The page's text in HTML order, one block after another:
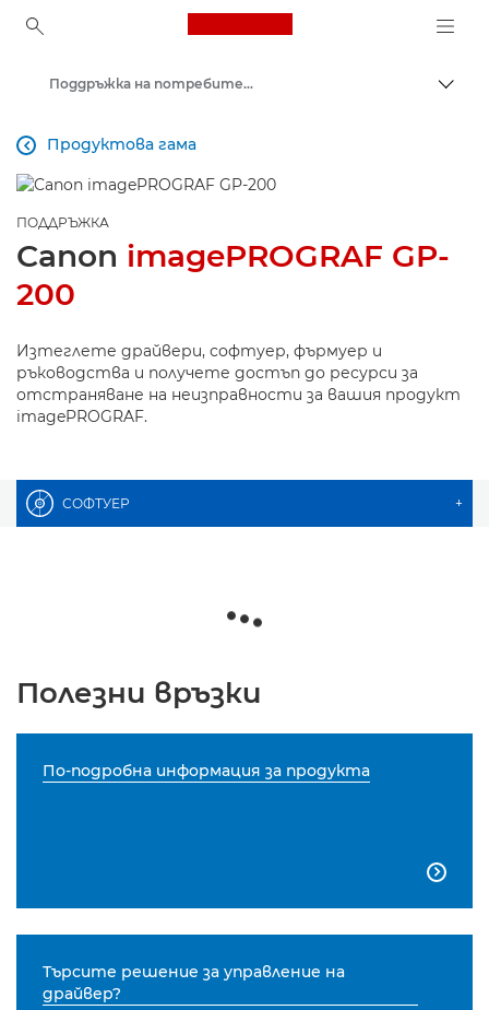
Canon Logo, back to
Поддръжка на потребителски продукти
Продуктова гама

ПОДДРЪЖКА
Canon imagePROGRAF GP-
200
Изтеглете драйвери, софтуер, фърмуер и
ръководства и получете достъп до ресурси за
отстраняване на неизправности за вашия продукт
imagePROGRAF.
СОФТУЕР +
Полезни връзки
По-подробна информация за продукта

Търсите решение за управление на
драйвер?